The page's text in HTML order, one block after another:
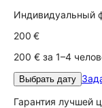
Индивидуальный
200 €
200 € за 1–4
Выбрать дату
Гарантия лучшей